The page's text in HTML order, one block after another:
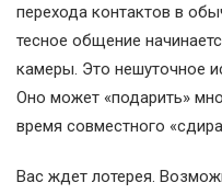
перехода контактов в
тесное общение
камеры. Это нешуточное
Оно может «подарить»
время совместного
Вас ждет лотерея.